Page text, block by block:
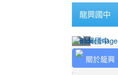
龍興國中
:::